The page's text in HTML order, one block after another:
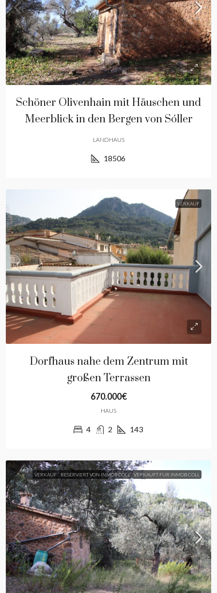
Schöner Olivenhain mit Häuschen und
Meerblick in den Bergen von Sóller
LANDHAUS
18506
VERKAUF
Dorfhaus nahe dem Zentrum mit
großen Terrassen
670.000€
HAUS
4 2 143
VERKAUF RESERVIERT VON INMOB COLL VERKAUFT FUR INMOB COLL